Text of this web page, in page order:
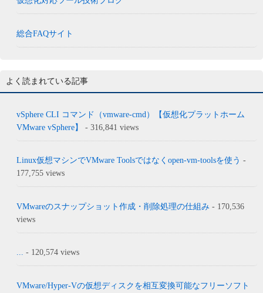
総合FAQサイト
よく読まれている記事
vSphere CLI コマンド（vmware-cmd）【仮想化プラットホーム
VMware vSphere】
- 316,841 views
Linux仮想マシンでVMware Toolsではなくopen-vm-toolsを使う -
177,755 views
VMwareのスナップショット作成・削除処理の仕組み - 170,536
views
... - 120,574 views
VMware/Hyper-Vの仮想ディスクを相互変換可能なフリーソフト